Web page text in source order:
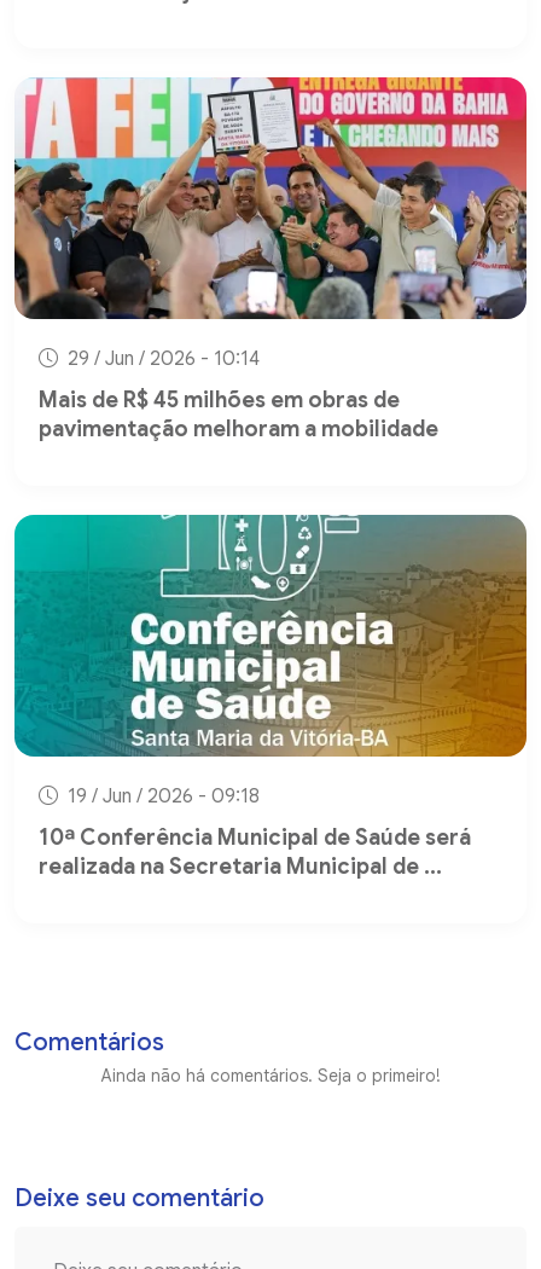
29 / Jun / 2026 - 10:14
Mais de R$ 45 milhões em obras de
pavimentação melhoram a mobilidade
19 / Jun / 2026 - 09:18
10ª Conferência Municipal de Saúde será
realizada na Secretaria Municipal de ...
Comentários
Ainda não há comentários. Seja o primeiro!
Deixe seu comentário